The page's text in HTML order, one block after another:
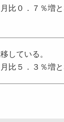
比０．７％増
している。
比５．３％増